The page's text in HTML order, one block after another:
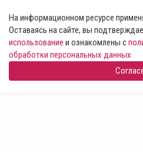
На информационном ресурсе
Оставаясь на сайте, вы
использование и ознакомлены с
обработки персональных данных